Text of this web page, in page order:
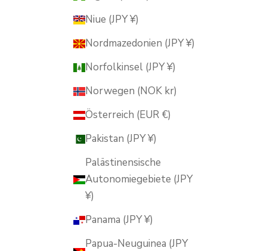
Niue (JPY ¥)
Nordmazedonien (JPY ¥)
Norfolkinsel (JPY ¥)
Norwegen (NOK kr)
Österreich (EUR €)
Pakistan (JPY ¥)
Palästinensische
Autonomiegebiete (JPY
¥)
Panama (JPY ¥)
Papua-Neuguinea (JPY